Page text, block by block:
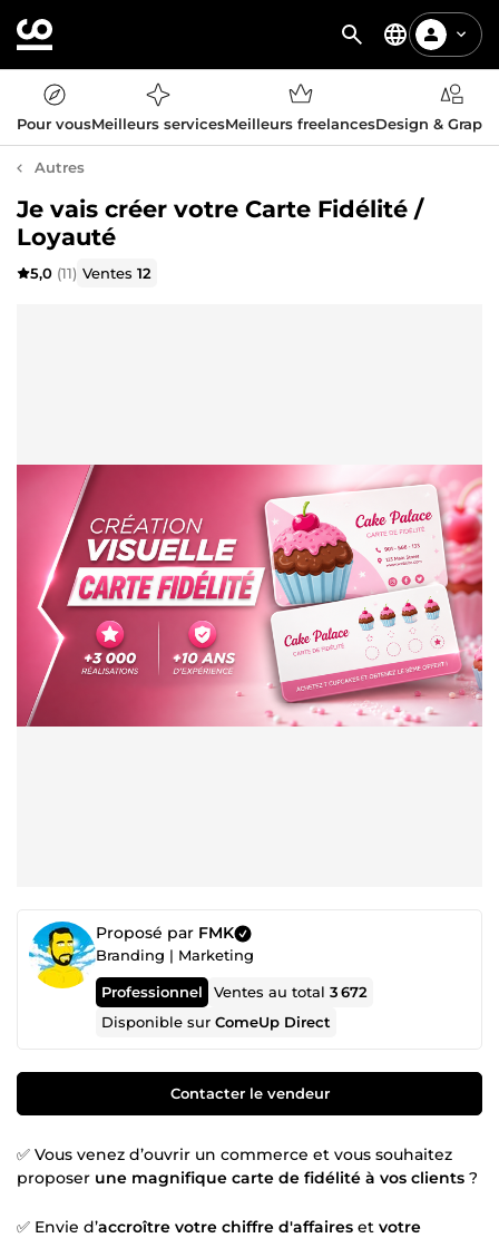
Pour vousMeilleurs servicesMeilleurs freelancesDesign &
Autres
Je vais créer votre Carte Fidélité /
Loyauté
5,0 (11) Ventes12
Proposé par FMK
Branding | Marketing
Professionnel Ventes au total3 672
Disponible surComeUp Direct
Contacter le vendeur
✅ Vous venez d’ouvrir un commerce et vous souhaitez
proposer une magnifique carte de fidélité à vos clients ?
✅ Envie d’accroître votre chiffre d'affaires et votre